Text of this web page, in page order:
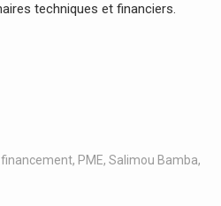
techniques et financiers.
financement, PME, Salimou Bamba,